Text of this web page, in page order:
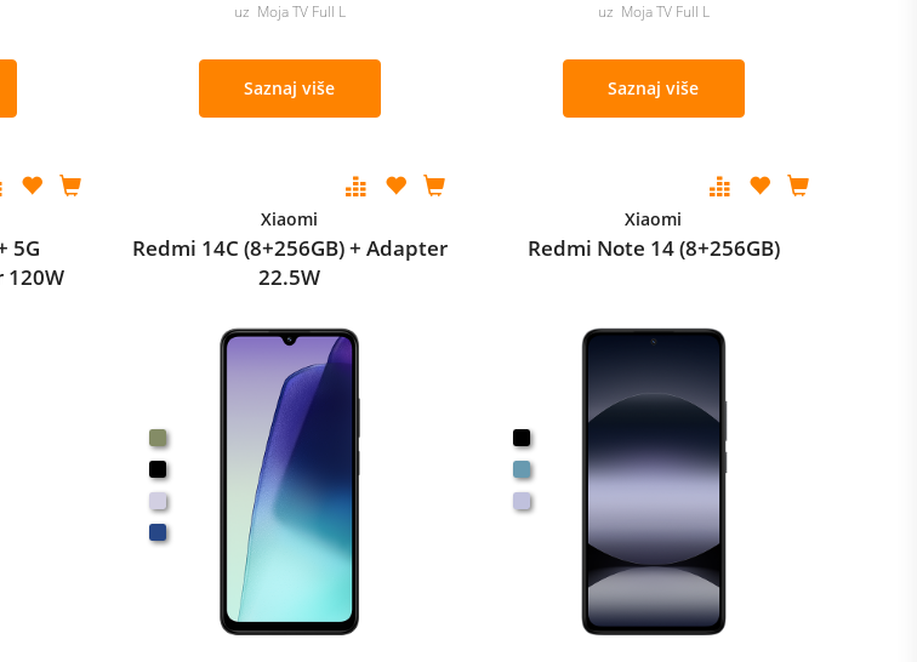
uz Moja TV Full L
Saznaj više
uz Moja TV Full L
Saznaj više
5G
120W
Xiaomi
Redmi 14C (8+256GB) + Adapter
22.5W
Xiaomi
Redmi Note 14 (8+256GB)